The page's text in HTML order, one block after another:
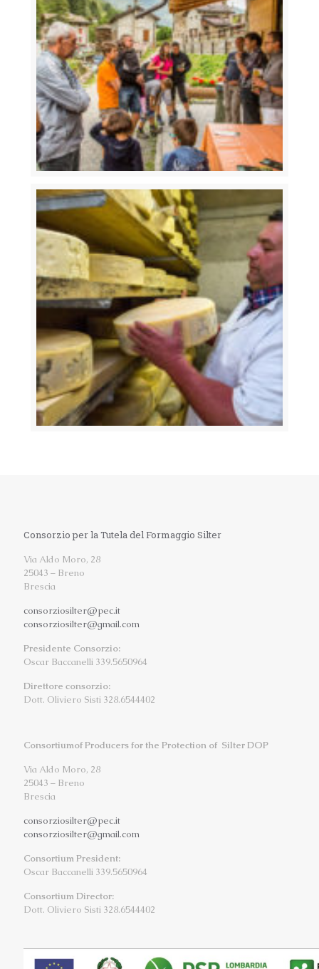
Consorzio per la Tutela del Formaggio Silter
Via Aldo Moro, 28
25043 – Breno
Brescia
consorziosilter@pec.it
consorziosilter@gmail.com
Presidente Consorzio:
Oscar Baccanelli 339.5650964
Direttore consorzio:
Dott. Oliviero Sisti 328.6544402
Consortiumof Producers for the Protection of Silter DOP
Via Aldo Moro, 28
25043 – Breno
Brescia
consorziosilter@pec.it
consorziosilter@gmail.com
Consortium President:
Oscar Baccanelli 339.5650964
Consortium Director:
Dott. Oliviero Sisti 328.6544402